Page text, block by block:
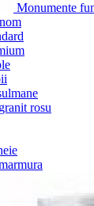
Monumente
rosu